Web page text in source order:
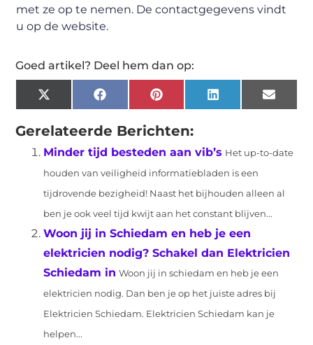
met ze op te nemen. De contactgegevens vindt
u op de website.
Goed artikel? Deel hem dan op:
X
(Twitter)
FacebookPinterestLinkedIn Email
Gerelateerde Berichten:
Minder tijd besteden aan vib’s Het up-to-date
houden van veiligheid informatiebladen is een
tijdrovende bezigheid! Naast het bijhouden alleen al
ben je ook veel tijd kwijt aan het constant blijven...
Woon jij in Schiedam en heb je een
elektricien nodig? Schakel dan Elektricien
Schiedam in Woon jij in schiedam en heb je een
elektricien nodig. Dan ben je op het juiste adres bij
Elektricien Schiedam. Elektricien Schiedam kan je
helpen...